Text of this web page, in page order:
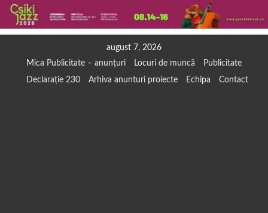
august 7, 2026
Mica Publicitate – anunțuri
Locuri de muncă
Publicitate
Declarație 230
Arhiva anunturi proiecte Echipa Contact